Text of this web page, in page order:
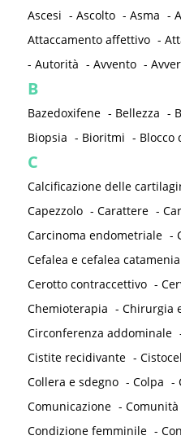
Ascesi - Ascolto - Asma -
Attaccamento affettivo -
- Autorità - Avvento -
B
Bazedoxifene - Bellezza -
Biopsia - Bioritmi - Blocco
C
Calcificazione delle
Capezzolo - Carattere -
Carcinoma endometriale -
Cefalea e cefalea
Cerotto contraccettivo -
Chemioterapia - Chirurgia
Circonferenza addominale
Cistite recidivante -
Collera e sdegno - Colpa -
Comunicazione - Comunità
Condizione femminile -